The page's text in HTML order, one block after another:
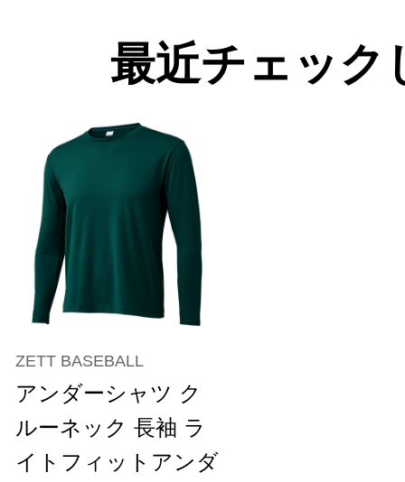
最近チェック
ZETT BASEBALL
アンダーシャツ ク
ルーネック 長袖 ラ
イトフィットアンダ